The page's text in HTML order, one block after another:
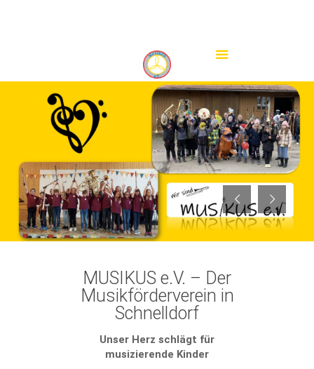
MUSIKUS e.V. – Der
Musikförderverein in
Schnelldorf
Unser Herz schlägt für
musizierende Kinder